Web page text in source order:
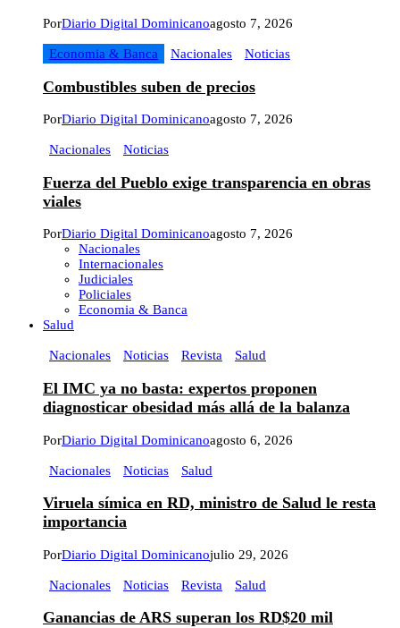
PorDiario Digital Dominicanoagosto 7, 2026
Economia & Banca Nacionales Noticias
Combustibles suben de precios
PorDiario Digital Dominicanoagosto 7, 2026
Nacionales Noticias
Fuerza del Pueblo exige transparencia en obras
viales
PorDiario Digital Dominicanoagosto 7, 2026
Nacionales
Internacionales
Judiciales
Policiales
Economia & Banca
Salud
Nacionales Noticias Revista Salud
El IMC ya no basta: expertos proponen
diagnosticar obesidad más allá de la balanza
PorDiario Digital Dominicanoagosto 6, 2026
Nacionales Noticias Salud
Viruela símica en RD, ministro de Salud le resta
importancia
PorDiario Digital Dominicanojulio 29, 2026
Nacionales Noticias Revista Salud
Ganancias de ARS superan los RD$20 mil